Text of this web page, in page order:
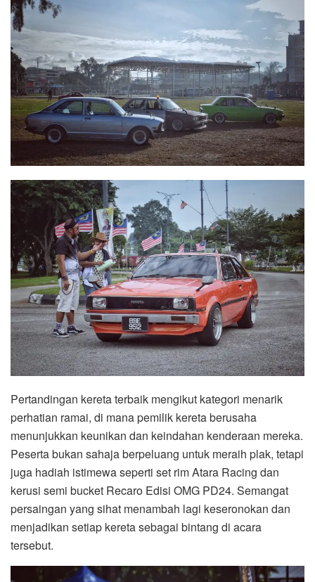
Pertandingan kereta terbaik mengikut kategori menarik
perhatian ramai, di mana pemilik kereta berusaha
menunjukkan keunikan dan keindahan kenderaan mereka.
Peserta bukan sahaja berpeluang untuk meraih plak, tetapi
juga hadiah istimewa seperti set rim Atara Racing dan
kerusi semi bucket Recaro Edisi OMG PD24. Semangat
persaingan yang sihat menambah lagi keseronokan dan
menjadikan setiap kereta sebagai bintang di acara
tersebut.